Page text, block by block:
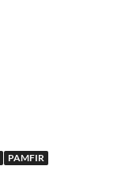
PAMFIR